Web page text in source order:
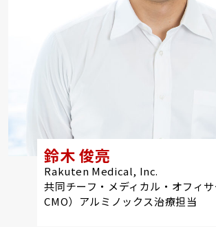
鈴木 俊亮
Rakuten Medical, Inc.
共同チーフ・メディカル・オフィ
CMO）アルミノックス治療担当​